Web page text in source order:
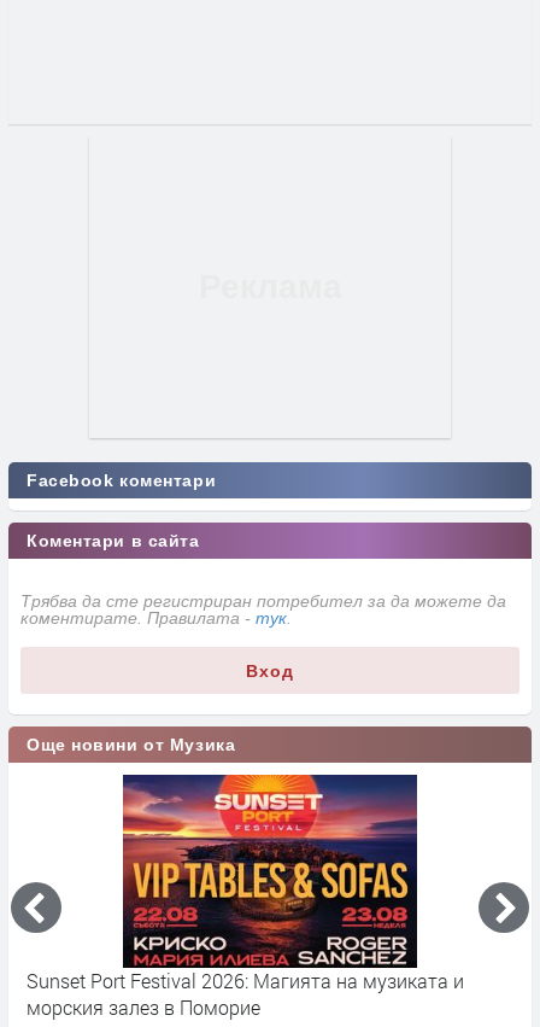
Facebook коментари
Коментари в сайта
Трябва да сте регистриран потребител за да можете да
коментирате. Правилата - тук
Вход
Още новини от Музика
Sunset Port Festival 2026: Магията на музиката и
морския залез в Поморие